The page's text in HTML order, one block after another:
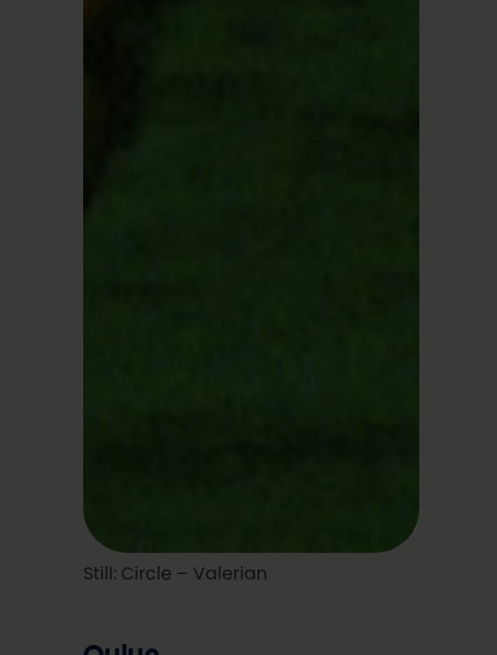
Still: Circle – Valerian